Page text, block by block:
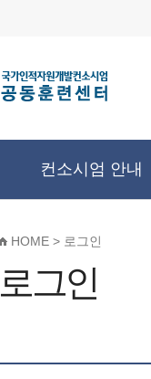
컨소시엄 안내
HOME > 로그인
로그인